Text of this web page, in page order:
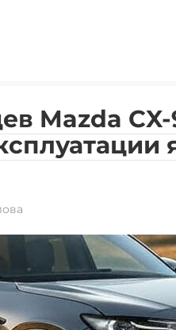
Mazda CX-